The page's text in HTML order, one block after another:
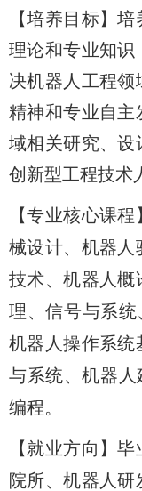
【培养目标】
理论和专业知识
决机器人工程
精神和专业自主
域相关研究、设
创新型工程技术
【专业核心课
械设计、机器人
技术、机器人概
理、信号与系统
机器人操作系统
与系统、机器
编程。
【就业方向】
院所、机器人研